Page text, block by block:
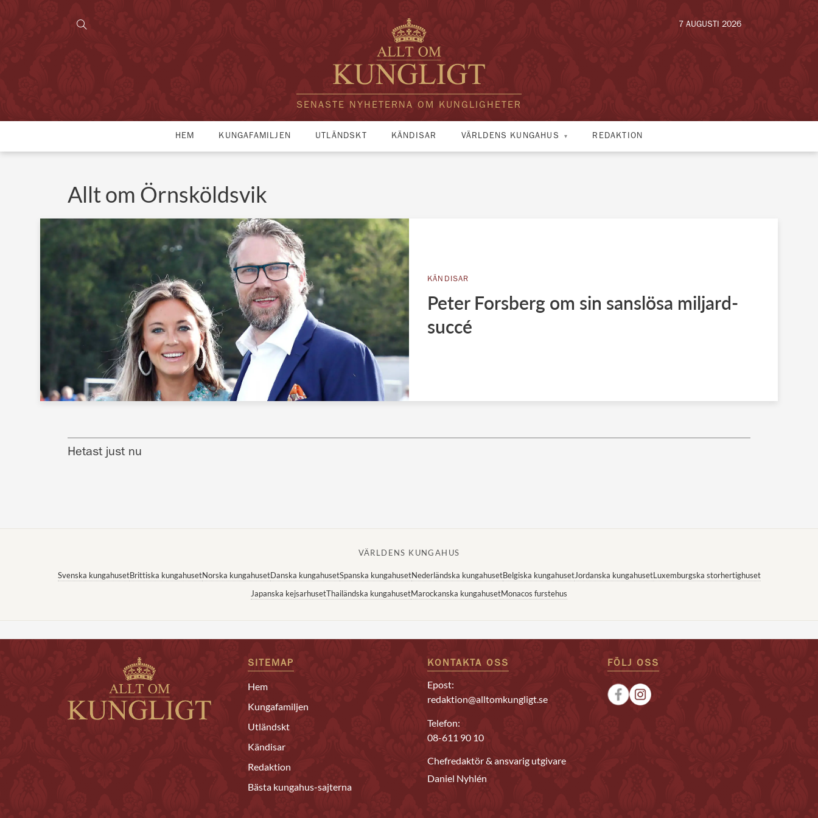
SENASTE NYHETERNA OM KUNGLIGHETER
7 AUGUSTI 2026
HEM KUNGAFAMILJEN UTLÄNDSKT KÄNDISAR VÄRLDENS KUNGAHUS REDAKTION
Allt om Örnsköldsvik
KÄNDISAR
Peter Forsberg om sin sanslösa miljard-
succé
Hetast just nu
VÄRLDENS KUNGAHUS
Svenska kungahusetBrittiska kungahusetNorska kungahusetDanska kungahusetSpanska kungahusetNederländska kungahusetBelgiska kungahusetJordanska kungahusetLuxemburgska storhertighuset
Japanska kejsarhusetThailändska kungahusetMarockanska kungahusetMonacos furstehus
SITEMAP
Hem
Kungafamiljen
Utländskt
Kändisar
Redaktion
Bästa kungahus-sajterna
KONTAKTA OSS
Epost:
redaktion@alltomkungligt.se
Telefon:
08-611 90 10
Chefredaktör & ansvarig utgivare
Daniel Nyhlén
FÖLJ OSS